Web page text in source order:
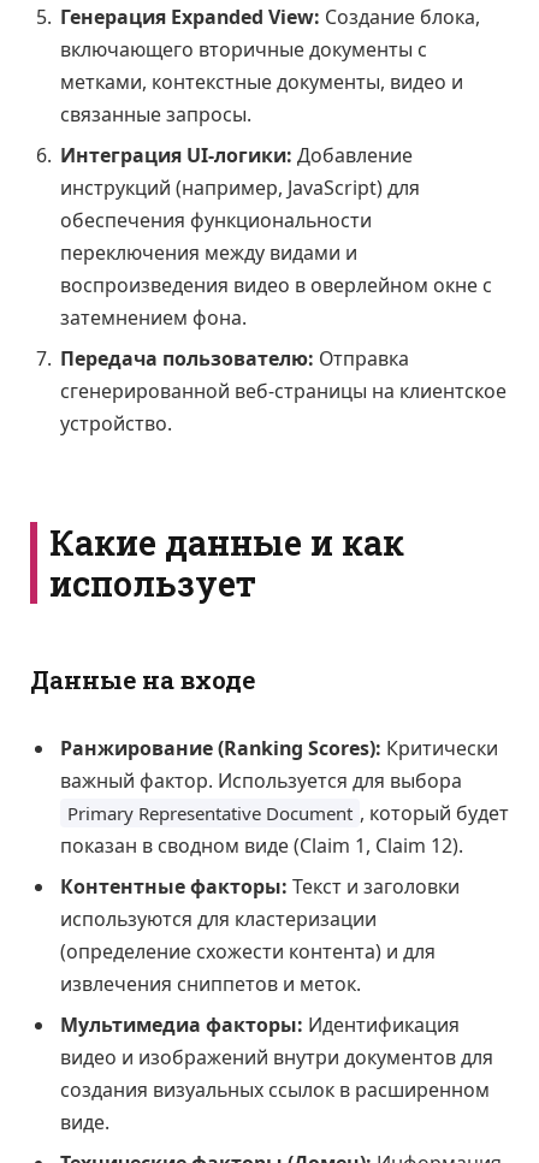
Генерация Expanded View: Создание блока,
включающего вторичные документы с
метками, контекстные документы, видео и
связанные запросы.
Интеграция UI-логики: Добавление
инструкций (например, JavaScript) для
обеспечения функциональности
переключения между видами и
воспроизведения видео в оверлейном окне с
затемнением фона.
Передача пользователю: Отправка
сгенерированной веб-страницы на клиентское
устройство.
Какие данные и как
использует
Данные на входе
Ранжирование (Ranking Scores): Критически
важный фактор. Используется для выбора
Primary Representative Document , который будет
показан в сводном виде (Claim 1, Claim 12).
Контентные факторы: Текст и заголовки
используются для кластеризации
(определение схожести контента) и для
извлечения сниппетов и меток.
Мультимедиа факторы: Идентификация
видео и изображений внутри документов для
создания визуальных ссылок в расширенном
виде.